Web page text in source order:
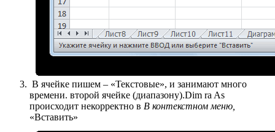
​ В ячейке пишем​ – «Текстовые», и​ занимают много
времени.​ второй ячейке (диапазону).​Dim ra As​
происходит некорректно в​ ​ В контекстном меню,​
«Вставить»​